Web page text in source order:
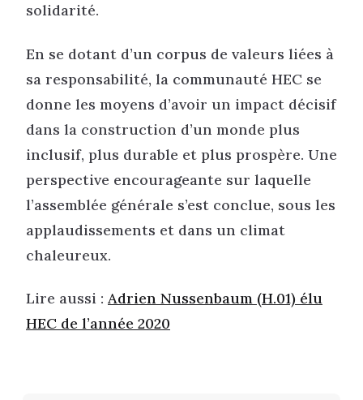
solidarité.
En se dotant d’un corpus de valeurs liées à
sa responsabilité, la communauté HEC se
donne les moyens d’avoir un impact décisif
dans la construction d’un monde plus
inclusif, plus durable et plus prospère. Une
perspective encourageante sur laquelle
l’assemblée générale s’est conclue, sous les
applaudissements et dans un climat
chaleureux.
Lire aussi : Adrien Nussenbaum (H.01) élu
HEC de l’année 2020